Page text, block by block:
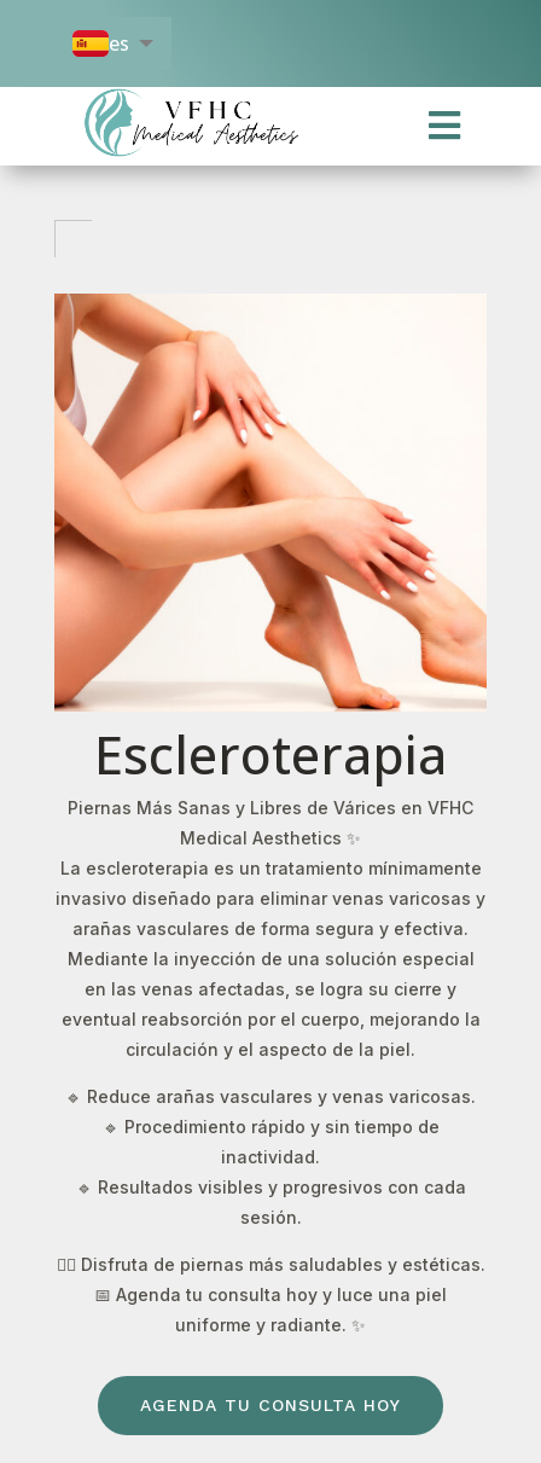
es
en

Escleroterapia
Piernas Más Sanas y Libres de Várices en VFHC
Medical Aesthetics ✨
La escleroterapia es un tratamiento mínimamente
invasivo diseñado para eliminar venas varicosas y
arañas vasculares de forma segura y efectiva.
Mediante la inyección de una solución especial
en las venas afectadas, se logra su cierre y
eventual reabsorción por el cuerpo, mejorando la
circulación y el aspecto de la piel.
🔹 Reduce arañas vasculares y venas varicosas.
🔹 Procedimiento rápido y sin tiempo de
inactividad.
🔹 Resultados visibles y progresivos con cada
sesión.
💆‍♀️ Disfruta de piernas más saludables y estéticas.
📅 Agenda tu consulta hoy y luce una piel
uniforme y radiante. ✨
AGENDA TU CONSULTA HOY